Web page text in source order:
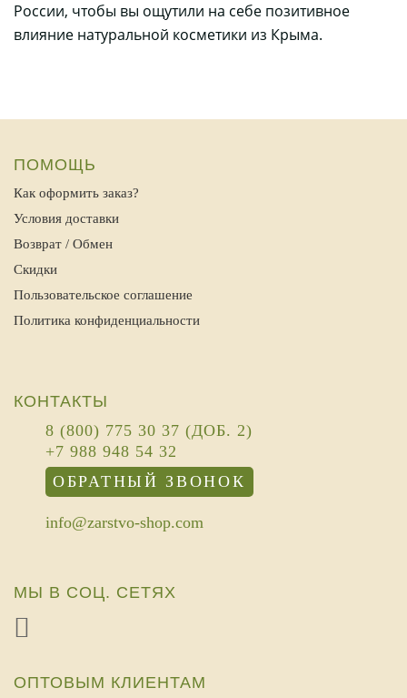
России, чтобы вы ощутили на себе позитивное
влияние натуральной косметики из Крыма.
ПОМОЩЬ
Как оформить заказ?
Условия доставки
Возврат / Обмен
Скидки
Пользовательское соглашение
Политика конфиденциальности
КОНТАКТЫ
8 (800) 775 30 37 (ДОБ. 2)
+7 988 948 54 32
ОБРАТНЫЙ ЗВОНОК
info@zarstvo-shop.com
МЫ В СОЦ. СЕТЯХ
ОПТОВЫМ КЛИЕНТАМ